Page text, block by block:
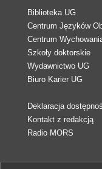
Biblioteka UG
Centrum Języków
Centrum
Szkoły doktorskie
Wydawnictwo UG
Biuro Karier UG
Deklaracja
Kontakt z redakcją
Radio MORS